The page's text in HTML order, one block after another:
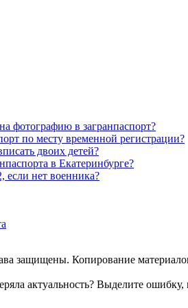
фотографию в загранпаспорт?
по месту временной регистрации?
двоих детей?
в Екатеринбурге?
нет военника?
защищены. Копирование
актуальность? Выделите